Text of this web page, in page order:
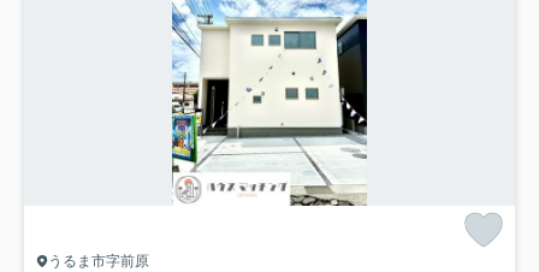
うるま市字前原